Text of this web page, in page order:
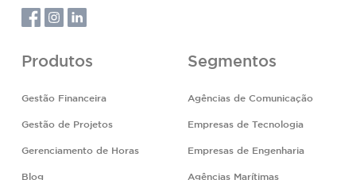
Produtos
Gestão Financeira
Gestão de Projetos
Gerenciamento de Horas
Blog
Segmentos
Agências de Comunicação
Empresas de Tecnologia
Empresas de Engenharia
Agências Marítimas